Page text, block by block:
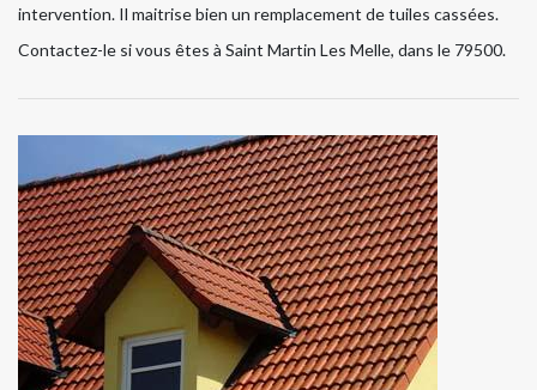
intervention. Il maitrise bien un remplacement de tuiles cassées.
Contactez-le si vous êtes à Saint Martin Les Melle, dans le 79500.